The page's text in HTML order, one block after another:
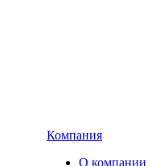
Компания
О компании